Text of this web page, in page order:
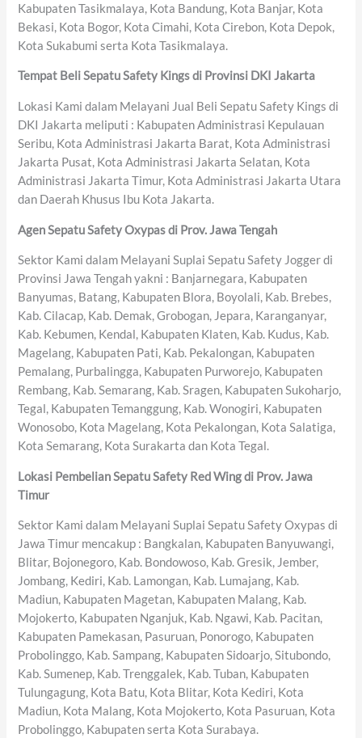
Kabupaten Tasikmalaya, Kota Bandung, Kota Banjar, Kota
Bekasi, Kota Bogor, Kota Cimahi, Kota Cirebon, Kota Depok,
Kota Sukabumi serta Kota Tasikmalaya.
Tempat Beli Sepatu Safety Kings di Provinsi DKI Jakarta
Lokasi Kami dalam Melayani Jual Beli Sepatu Safety Kings di
DKI Jakarta meliputi : Kabupaten Administrasi Kepulauan
Seribu, Kota Administrasi Jakarta Barat, Kota Administrasi
Jakarta Pusat, Kota Administrasi Jakarta Selatan, Kota
Administrasi Jakarta Timur, Kota Administrasi Jakarta Utara
dan Daerah Khusus Ibu Kota Jakarta.
Agen Sepatu Safety Oxypas di Prov. Jawa Tengah
Sektor Kami dalam Melayani Suplai Sepatu Safety Jogger di
Provinsi Jawa Tengah yakni : Banjarnegara, Kabupaten
Banyumas, Batang, Kabupaten Blora, Boyolali, Kab. Brebes,
Kab. Cilacap, Kab. Demak, Grobogan, Jepara, Karanganyar,
Kab. Kebumen, Kendal, Kabupaten Klaten, Kab. Kudus, Kab.
Magelang, Kabupaten Pati, Kab. Pekalongan, Kabupaten
Pemalang, Purbalingga, Kabupaten Purworejo, Kabupaten
Rembang, Kab. Semarang, Kab. Sragen, Kabupaten Sukoharjo,
Tegal, Kabupaten Temanggung, Kab. Wonogiri, Kabupaten
Wonosobo, Kota Magelang, Kota Pekalongan, Kota Salatiga,
Kota Semarang, Kota Surakarta dan Kota Tegal.
Lokasi Pembelian Sepatu Safety Red Wing di Prov. Jawa
Timur
Sektor Kami dalam Melayani Suplai Sepatu Safety Oxypas di
Jawa Timur mencakup : Bangkalan, Kabupaten Banyuwangi,
Blitar, Bojonegoro, Kab. Bondowoso, Kab. Gresik, Jember,
Jombang, Kediri, Kab. Lamongan, Kab. Lumajang, Kab.
Madiun, Kabupaten Magetan, Kabupaten Malang, Kab.
Mojokerto, Kabupaten Nganjuk, Kab. Ngawi, Kab. Pacitan,
Kabupaten Pamekasan, Pasuruan, Ponorogo, Kabupaten
Probolinggo, Kab. Sampang, Kabupaten Sidoarjo, Situbondo,
Kab. Sumenep, Kab. Trenggalek, Kab. Tuban, Kabupaten
Tulungagung, Kota Batu, Kota Blitar, Kota Kediri, Kota
Madiun, Kota Malang, Kota Mojokerto, Kota Pasuruan, Kota
Probolinggo, Kabupaten serta Kota Surabaya.